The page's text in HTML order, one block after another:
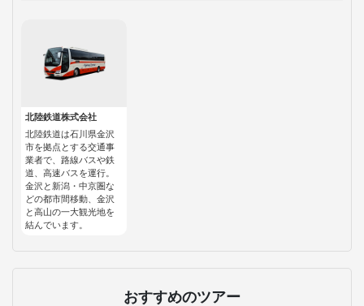
北陸鉄道株式会社
北陸鉄道は石川県金沢
市を拠点とする交通事
業者で、路線バスや鉄
道、高速バスを運行。
金沢と新潟・中京圏な
どの都市間移動、金沢
と高山の一大観光地を
結んでいます。
おすすめのツアー